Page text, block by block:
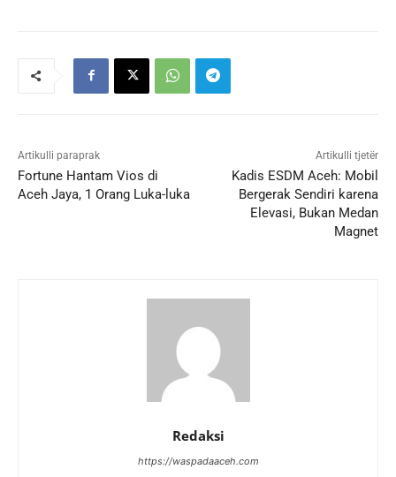
Artikulli paraprak
Fortune Hantam Vios di
Aceh Jaya, 1 Orang Luka-luka
Artikulli tjetër
Kadis ESDM Aceh: Mobil
Bergerak Sendiri karena
Elevasi, Bukan Medan
Magnet
Redaksi
https://waspadaaceh.com